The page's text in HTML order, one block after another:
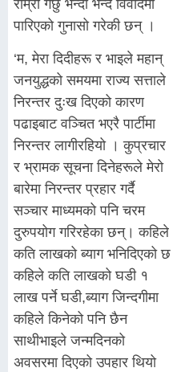
राम्रो गर्छु भन्दा भन्दै विवादमा
पारिएको गुनासो गरेकी छन् ।
‘म, मेरा दिदीहरू र भाइले महान्
जनयुद्धको समयमा राज्य सत्ताले
निरन्तर दुःख दिएको कारण
पढाइबाट वञ्चित भएरै पार्टीमा
निरन्तर लागीरहियो । कुप्रचार
र भ्रामक सूचना दिनेहरूले मेरो
बारेमा निरन्तर प्रहार गर्दै
सञ्चार माध्यमको पनि चरम
दुरुपयोग गरिरहेका छन्। कहिले
कति लाखको ब्याग भनिदिएको छ
कहिले कति लाखको घडी १
लाख पर्ने घडी,ब्याग जिन्दगीमा
कहिले किनेको पनि छैन
साथीभाइले जन्मदिनको
अवसरमा दिएको उपहार थियो